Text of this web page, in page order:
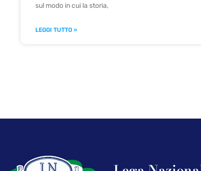
sul modo in cui la storia,
LEGGI TUTTO »